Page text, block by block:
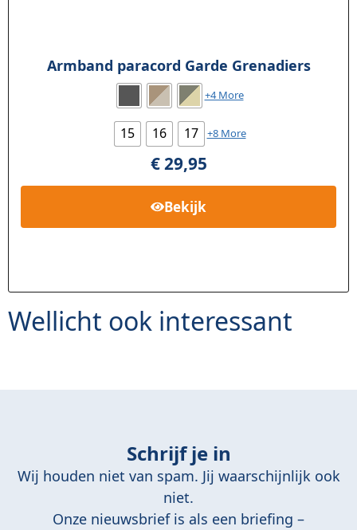
Armband paracord Garde Grenadiers
+4 More
15 16 17 +8 More
€29,95
Bekijk
Wellicht ook interessant
Schrijf je in
Wij houden niet van spam. Jij waarschijnlijk ook
niet.
Onze nieuwsbrief is als een briefing –